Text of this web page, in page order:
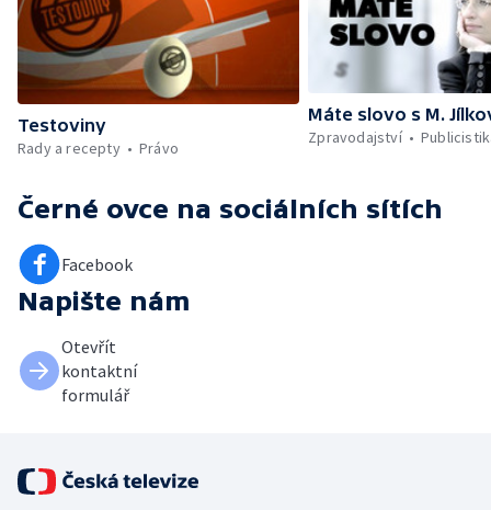
Testoviny
Rady a recepty
Právo
Máte slovo s M.
Zpravodajství
Černé ovce na sociálních sítích
Facebook
Napište nám
Otevřít
kontaktní
formulář